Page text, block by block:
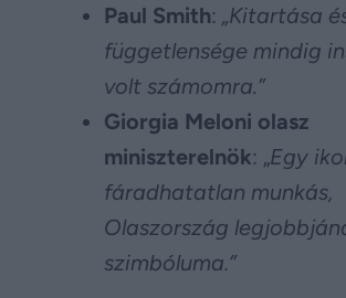
Paul Smith: „Kitartása
függetlensége mindig
volt számomra.”
Giorgia Meloni olasz
miniszterelnök: „Egy
fáradhatatlan munkás,
Olaszország
szimbóluma.”